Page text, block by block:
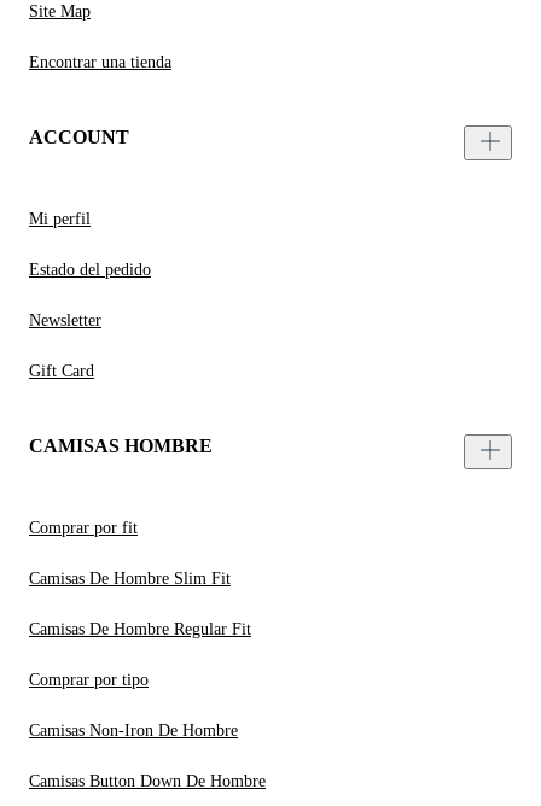
Site Map
Encontrar una tienda
ACCOUNT
Mi perfil
Estado del pedido
Newsletter
Gift Card
CAMISAS HOMBRE
Comprar por fit
Camisas De Hombre Slim Fit
Camisas De Hombre Regular Fit
Comprar por tipo
Camisas Non-Iron De Hombre
Camisas Button Down De Hombre